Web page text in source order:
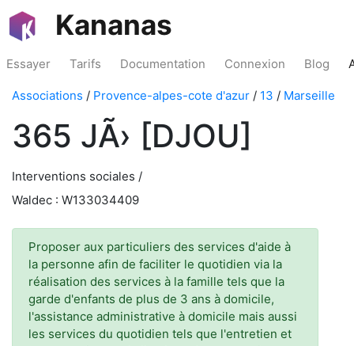
Kananas
Essayer Tarifs Documentation Connexion Blog
Associations / Provence-alpes-cote d'azur / 13 / Marseille
365 JÃ› [DJOU]
Interventions sociales /
Waldec : W133034409
Proposer aux particuliers des services d'aide à
la personne afin de faciliter le quotidien via la
réalisation des services à la famille tels que la
garde d'enfants de plus de 3 ans à domicile,
l'assistance administrative à domicile mais aussi
les services du quotidien tels que l'entretien et